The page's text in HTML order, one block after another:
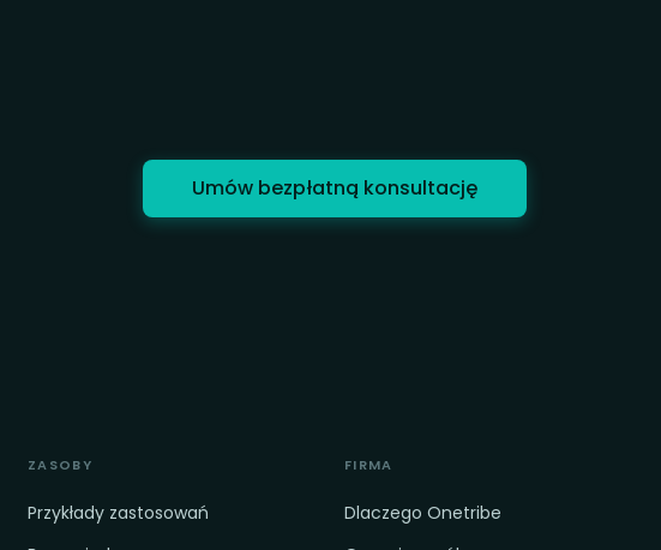
Umów bezpłatną konsultację
ZASOBY
Przykłady zastosowań
FIRMA
Dlaczego Onetribe